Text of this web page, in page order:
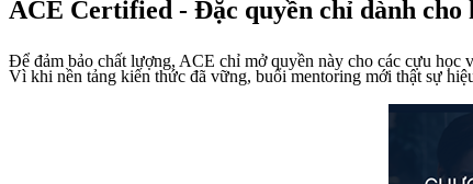
ACE Certified - Đặc quyền chỉ dành
Để đảm bảo chất lượng, ACE chỉ mở quyền này cho các cựu học
Vì khi nền tảng kiến thức đã vững, buổi mentoring mới thật sự